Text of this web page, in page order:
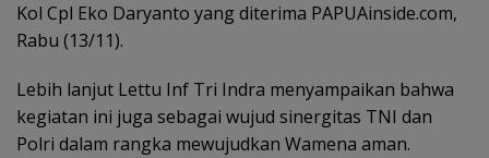
Kol Cpl Eko Daryanto yang diterima PAPUAinside.com,
Rabu (13/11).
Lebih lanjut Lettu Inf Tri Indra menyampaikan bahwa
kegiatan ini juga sebagai wujud sinergitas TNI dan
Polri dalam rangka mewujudkan Wamena aman.